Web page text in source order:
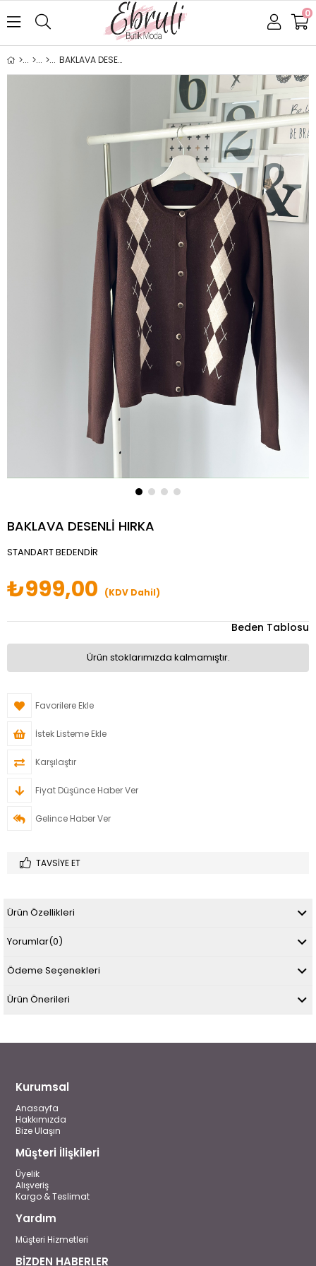
0
BAKLAVA DESENLİ HIRKA
BAKLAVA DESENLİ HIRKA
STANDART BEDENDİR
₺999,00 (KDV Dahil)
Beden Tablosu
Ürün stoklarımızda kalmamıştır.
Favorilere Ekle
İstek Listeme Ekle
Karşılaştır
Fiyat Düşünce Haber Ver
Gelince Haber Ver
TAVSIYE ET
Ürün Özellikleri
Yorumlar(0)
Ödeme Seçenekleri
Ürün Önerileri
Kurumsal
Anasayfa
Hakkımızda
Bize Ulaşın
Müşteri İlişkileri
Üyelik
Alışveriş
Kargo & Teslimat
Yardım
Müşteri Hizmetleri
BİZDEN HABERLER